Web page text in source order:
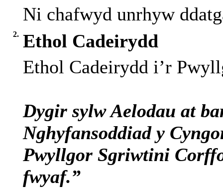
Ni chafwyd unrhyw
2. Ethol Cadeirydd
Ethol Cadeirydd i’r
Dygir sylw Aelodau at
Nghyfansoddiady
Pwyllgor Sgriwtini
fwyaf.”